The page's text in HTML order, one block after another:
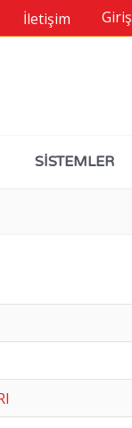
İletişim Giriş
SİSTEMLER